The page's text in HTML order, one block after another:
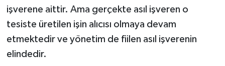
işverene aittir. Ama gerçekte asıl işveren o
tesiste üretilen işin alıcısı olmaya devam
etmektedir ve yönetim de fiilen asıl işverenin
elindedir.